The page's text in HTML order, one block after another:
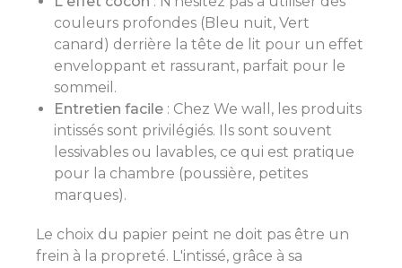
couleurs profondes (Bleu nuit, Vert
canard) derrière la tête de lit pour un effet
enveloppant et rassurant, parfait pour le
sommeil.
Entretien facile : Chez We wall, les produits
intissés sont privilégiés. Ils sont souvent
lessivables ou lavables, ce qui est pratique
pour la chambre (poussière, petites
marques).
Le choix du papier peint ne doit pas être un
frein à la propreté. L'intissé, grâce à sa